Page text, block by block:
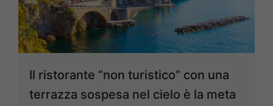
Il ristorante “non turistico” con una
terrazza sospesa nel cielo è la meta